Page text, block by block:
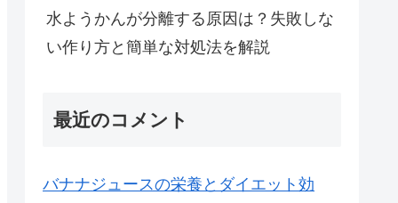
水ようかんが分離する原因は？失敗しな
い作り方と簡単な対処法を解説
最近のコメント
バナナジュースの栄養とダイエット効